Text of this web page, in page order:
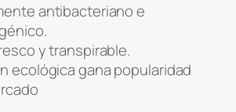
antibacteriano e
y transpirable.
ecológica gana popularidad